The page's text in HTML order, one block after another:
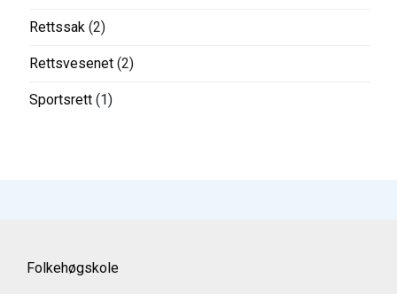
Rettssak (2)
Rettsvesenet (2)
Sportsrett (1)
Folkehøgskole